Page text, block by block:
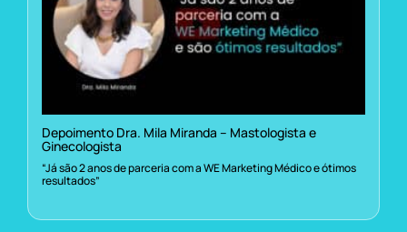
Depoimento Dra. Mila Miranda – Mastologista e
Ginecologista
“Já são 2 anos de parceria com a WE Marketing Médico e ótimos
resultados”